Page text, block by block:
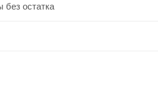
остатка